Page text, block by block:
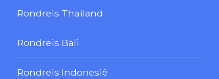
Rondreis Thailand
Rondreis Bali
Rondreis Indonesië